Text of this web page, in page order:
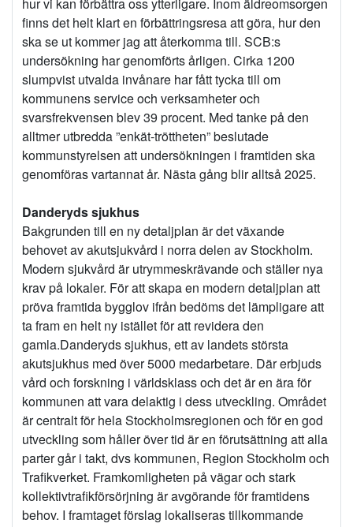
finns det helt klart en förbättringsresa att göra, hur den
ska se ut kommer jag att återkomma till. SCB:s
undersökning har genomförts årligen. Cirka 1200
slumpvist utvalda invånare har fått tycka till om
kommunens service och verksamheter och
svarsfrekvensen blev 39 procent. Med tanke på den
alltmer utbredda ”enkät-tröttheten” beslutade
kommunstyrelsen att undersökningen i framtiden ska
genomföras vartannat år. Nästa gång blir alltså 2025.
Danderyds sjukhus
Bakgrunden till en ny detaljplan är det växande
behovet av akutsjukvård i norra delen av Stockholm.
Modern sjukvård är utrymmeskrävande och ställer nya
krav på lokaler. För att skapa en modern detaljplan att
pröva framtida bygglov ifrån bedöms det lämpligare att
ta fram en helt ny istället för att revidera den
gamla.Danderyds sjukhus, ett av landets största
akutsjukhus med över 5000 medarbetare. Där erbjuds
vård och forskning i världsklass och det är en ära för
kommunen att vara delaktig i dess utveckling. Området
är centralt för hela Stockholmsregionen och för en god
utveckling som håller över tid är en förutsättning att alla
parter går i takt, dvs kommunen, Region Stockholm och
Trafikverket. Framkomligheten på vägar och stark
kollektivtrafikförsörjning är avgörande för framtidens
behov. I framtaget förslag lokaliseras tillkommande